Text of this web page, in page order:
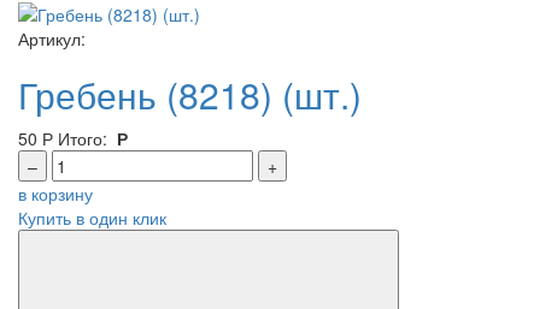
Артикул:
Гребень (8218) (шт.)
50 Р Итого: Р
–
+
в корзину
Купить в один клик